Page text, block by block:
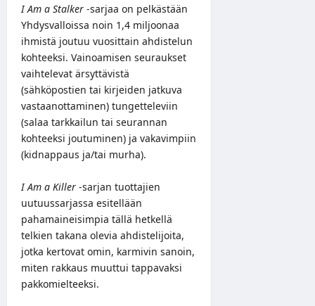
I Am a Stalker -sarjaa on pelkästään
Yhdysvalloissa noin 1,4 miljoonaa
ihmistä joutuu vuosittain ahdistelun
kohteeksi. Vainoamisen seuraukset
vaihtelevat ärsyttävistä
(sähköpostien tai kirjeiden jatkuva
vastaanottaminen) tungetteleviin
(salaa tarkkailun tai seurannan
kohteeksi joutuminen) ja vakavimpiin
(kidnappaus ja/tai murha).
I Am a Killer -sarjan tuottajien
uutuussarjassa esitellään
pahamaineisimpia tällä hetkellä
telkien takana olevia ahdistelijoita,
jotka kertovat omin, karmivin sanoin,
miten rakkaus muuttui tappavaksi
pakkomielteeksi.